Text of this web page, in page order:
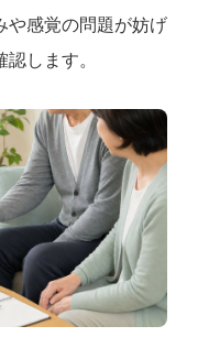
や感覚の問題が妨げ
します。